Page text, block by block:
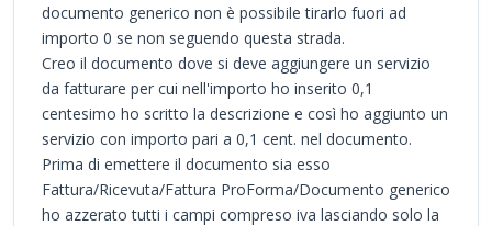
documento generico non è possibile tirarlo fuori ad
importo 0 se non seguendo questa strada.
Creo il documento dove si deve aggiungere un servizio
da fatturare per cui nell'importo ho inserito 0,1
centesimo ho scritto la descrizione e così ho aggiunto un
servizio con importo pari a 0,1 cent. nel documento.
Prima di emettere il documento sia esso
Fattura/Ricevuta/Fattura ProForma/Documento generico
ho azzerato tutti i campi compreso iva lasciando solo la